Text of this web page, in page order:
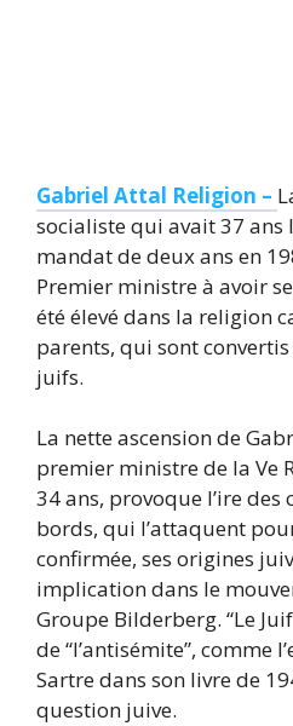
Gabriel Attal Religion –
socialiste qui avait 37 ans
mandat de deux ans en
Premier ministre à avoir
été élevé dans la religion
parents, qui sont
juifs.
La nette ascension de
premier ministre de la Ve
34 ans, provoque l’ire
bords, qui l’attaquent
confirmée, ses origines
implication dans le
Groupe Bilderberg. “Le
de “l’antisémite”, comme
Sartre dans son livre de
question juive.